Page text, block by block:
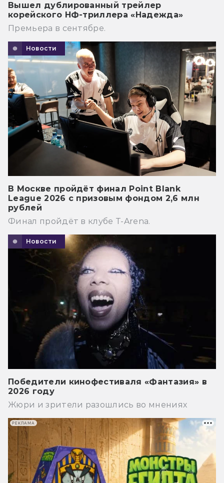
Вышел дублированный трейлер
корейского НФ-триллера «Надежда»
Премьера в сентябре.
Новости
В Москве пройдёт финал Point Blank
League 2026 с призовым фондом 2,6 млн
рублей
Финал пройдёт в клубе T-Arena.
Новости
Победители кинофестиваля «Фантазия» в
2026 году
Жюри и зрители разошлись во мнениях
РЕКЛАМА